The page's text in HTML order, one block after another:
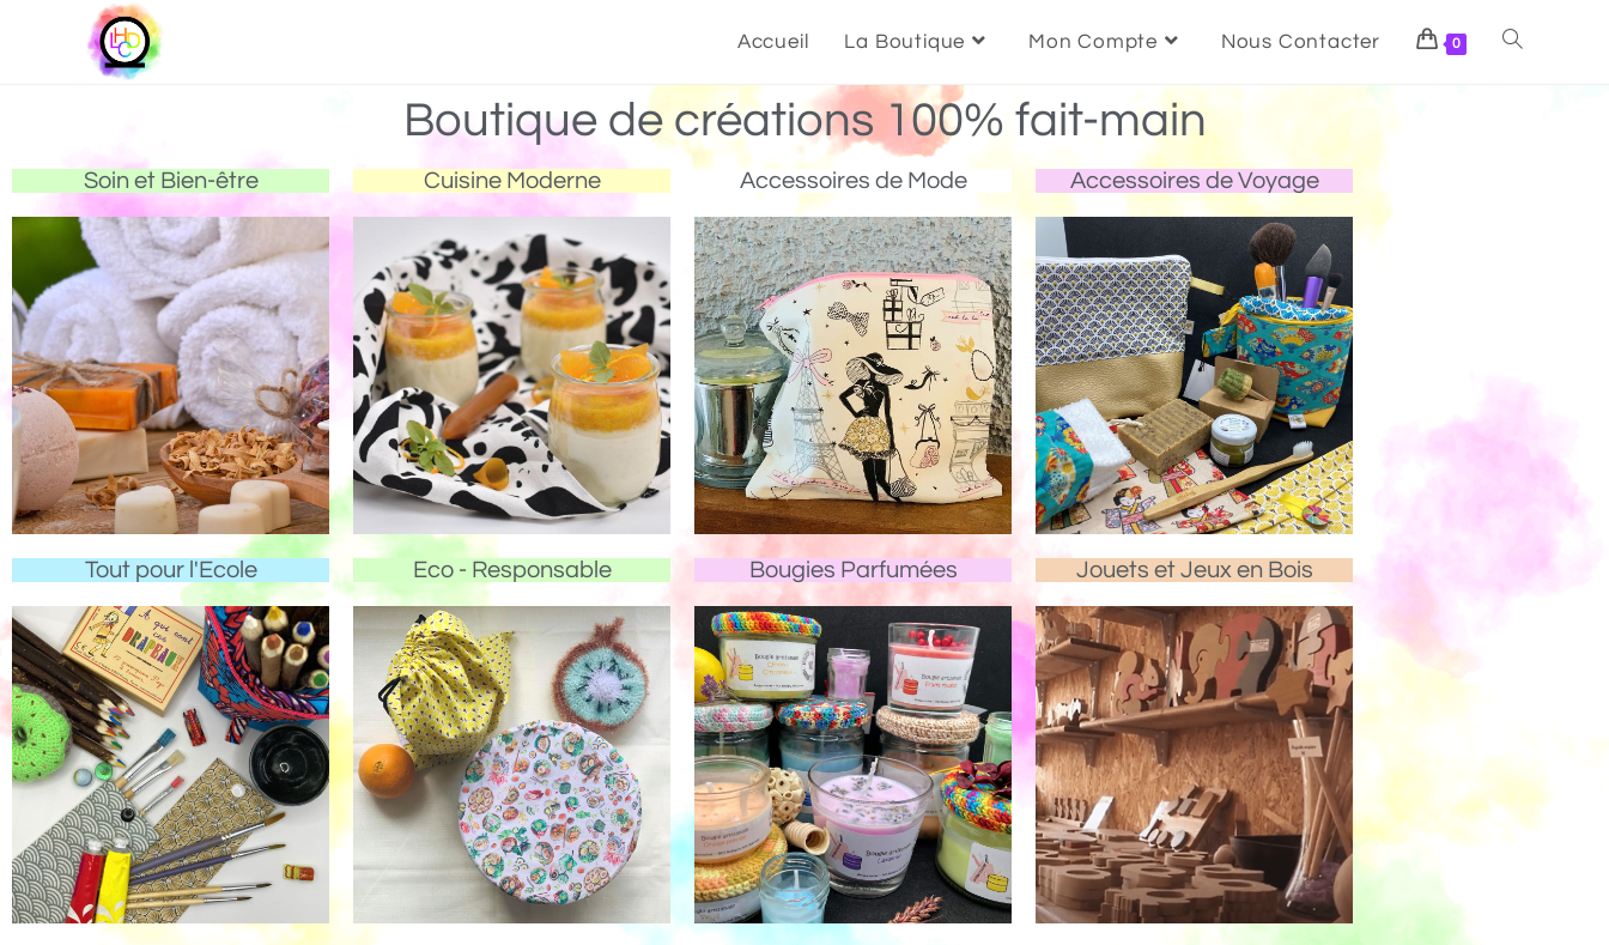
Accueil La Boutique Mon Compte Nous Contacter 0
Boutique de créations 100% fait-main
Soin et Bien-être Cuisine Moderne Accessoires de Mode Accessoires de Voyage
Tout pour l'Ecole Eco - Responsable Bougies Parfumées Jouets et Jeux en Bois